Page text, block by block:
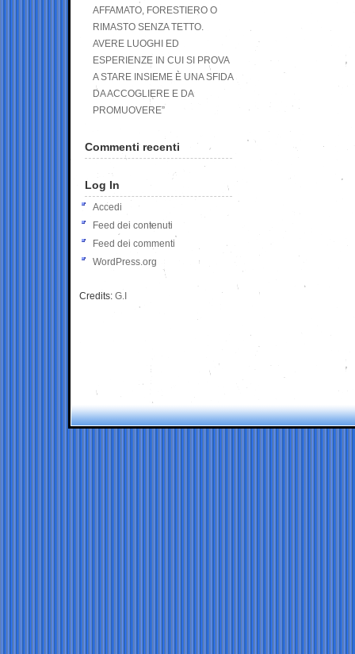
AFFAMATO, FORESTIERO O
RIMASTO SENZA TETTO.
AVERE LUOGHI ED
ESPERIENZE IN CUI SI PROVA
A STARE INSIEME È UNA SFIDA
DA ACCOGLIERE E DA
PROMUOVERE”
Commenti recenti
Log In
Accedi
Feed dei contenuti
Feed dei commenti
WordPress.org
Credits: G.I